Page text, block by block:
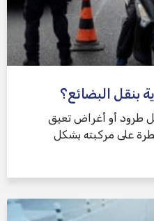
بنقل البضائع؟
طرود أو أغراض تعيق
على مركبته بشكل